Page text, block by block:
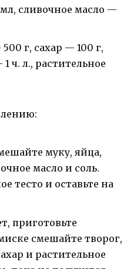
сливочное масло —
г, сахар — 100 г,
ч. л., растительное
муку, яйца,
масло и соль.
тесто и оставьте на
приготовьте
смешайте творог,
и растительное